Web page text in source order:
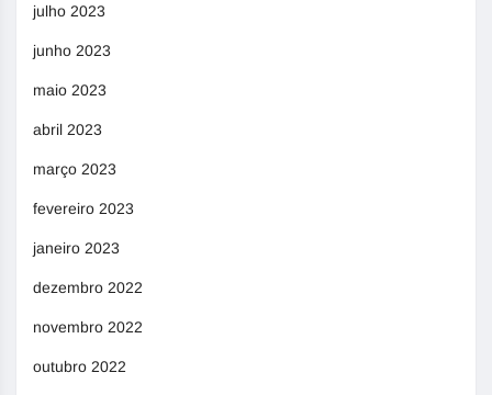
julho 2023
junho 2023
maio 2023
abril 2023
março 2023
fevereiro 2023
janeiro 2023
dezembro 2022
novembro 2022
outubro 2022